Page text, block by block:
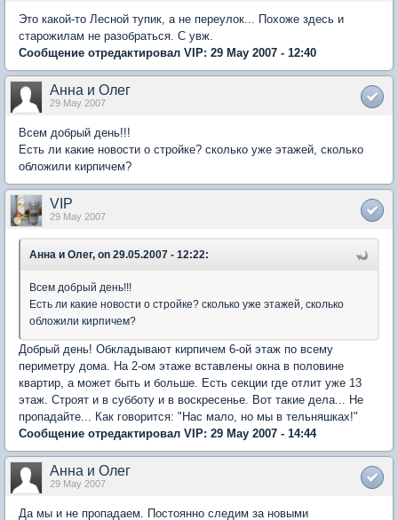
Это какой-то Лесной тупик, а не переулок... Похоже здесь и
старожилам не разобраться. С увж.
Сообщение отредактировал VIP: 29 May 2007 - 12:40
Анна и Олег
29 May 2007
Всем добрый день!!!
Есть ли какие новости о стройке? сколько уже этажей, сколько
обложили кирпичем?
VIP
29 May 2007
Анна и Олег, on 29.05.2007 - 12:22:
Всем добрый день!!!
Есть ли какие новости о стройке? сколько уже этажей, сколько
обложили кирпичем?
Добрый день! Обкладывают кирпичем 6-ой этаж по всему
периметру дома. На 2-ом этаже вставлены окна в половине
квартир, а может быть и больше. Есть секции где отлит уже 13
этаж. Строят и в субботу и в воскресенье. Вот такие дела... Не
пропадайте... Как говорится: "Нас мало, но мы в тельняшках!"
Сообщение отредактировал VIP: 29 May 2007 - 14:44
Анна и Олег
29 May 2007
Да мы и не пропадаем. Постоянно следим за новыми